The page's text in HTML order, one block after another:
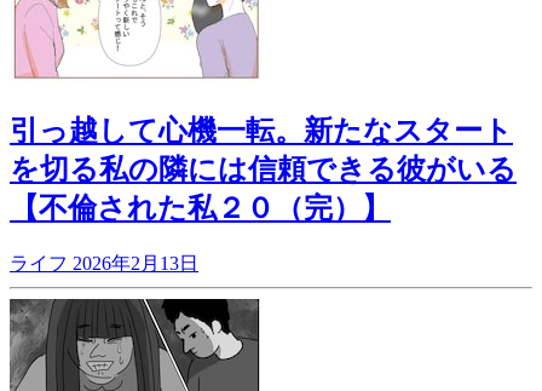
引っ越して心機一転。新たなスタート
を切る私の隣には信頼できる彼がいる
【不倫された私２０（完）】
ライフ 2026年2月13日